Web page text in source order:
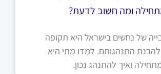
ומה חשוב לדעת?
של נחשים בישראל היא תקופה
להבנת התנהגותם. למדו מתי היא
ואיך להתנהג נכון.